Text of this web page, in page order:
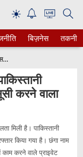
☀
बिज़नेस तकनीक
यूपी एटीएस को बड़ी सफलताः पाकिस्तानी खुफिया एजेंसी ISI के लिए जासूसी करने वाला गिरफ्तार
करने वाला
मिली है। पाकिस्तानी
किया गया है। छंगा नाम
काम करने वाले प्राइवेट